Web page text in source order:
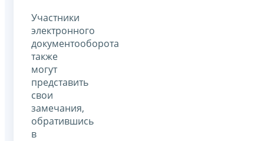
Участники
электронного
документооборота
также
могут
представить
свои
замечания,
обратившись
в